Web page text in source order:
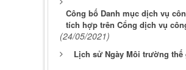
Công bố Danh mục dịch vụ
tích hợp trên Cổng dịch vụ
(24/05/2021)
Lịch sử Ngày Môi trường thế